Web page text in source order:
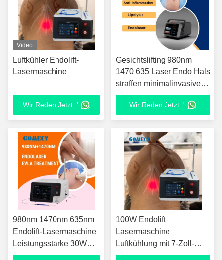
Video
Luftkühler Endolift-
Lasermaschine
Wir Reden Jetzt. '
Gesichtslifting 980nm
1470 635 Laser Endo Hals
straffen minimalinvasive
Körper Lipolyse Dioden
Lasertherapie Maschine
Wir Reden Jetzt. '
980nm 1470nm 635nm
Endolift-Lasermaschine
Leistungsstarke 30W
39W Endolaser-
100W Endolift
Lasermaschine
Luftkühlung mit 7-Zoll-
LCD-Touchscreen